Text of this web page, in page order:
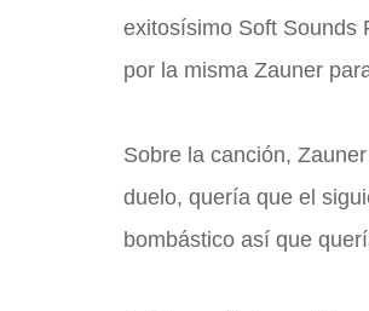
exitosísimo Soft Sounds
por la misma Zauner
Sobre la canción,
duelo, quería que el
bombástico así que